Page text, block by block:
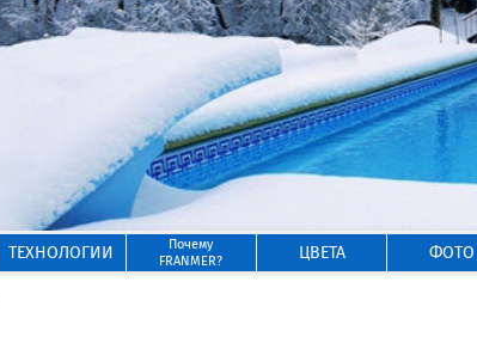
ТЕХНОЛОГИИ
Почему
FRANMER?
ЦВЕТА ФОТО